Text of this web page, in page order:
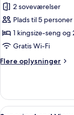
Sunset
Villa
2
Bedrooms
2 soveværelser
Plads til 5 personer
1 kingsize-seng
Gratis Wi-Fi
Flere oplysninger
Flere
Villa
Indlæs